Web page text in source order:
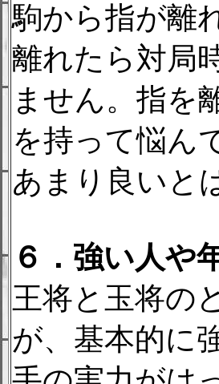
駒から指が離
離れたら対局
ません。指を
を持って悩ん
あまり良いと
６．強い人や
王将と玉将の
が、基本的に